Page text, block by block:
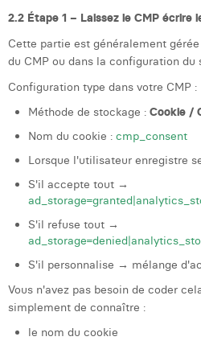
2.2 Étape 1 – Laissez le CMP
Cette partie est généralement
du CMP ou dans la configuration du
Configuration type dans votre CMP :
Méthode de stockage : Cookie /
Nom du cookie : cmp_consent
Lorsque l'utilisateur enregistre
S'il accepte tout →
S'il refuse tout →
S'il personnalise → mélange
Vous n'avez pas besoin de coder
simplement de connaître :
le nom du cookie